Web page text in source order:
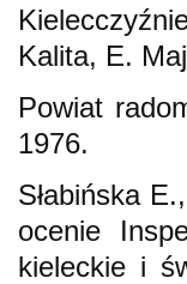
Kalita, E.
Powiat
1976.
Słabińska
ocenie
kieleckie i